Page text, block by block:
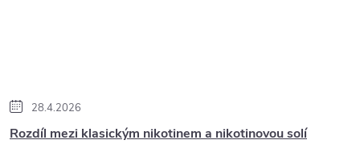
28.4.2026
Rozdíl mezi klasickým nikotinem a nikotinovou solí